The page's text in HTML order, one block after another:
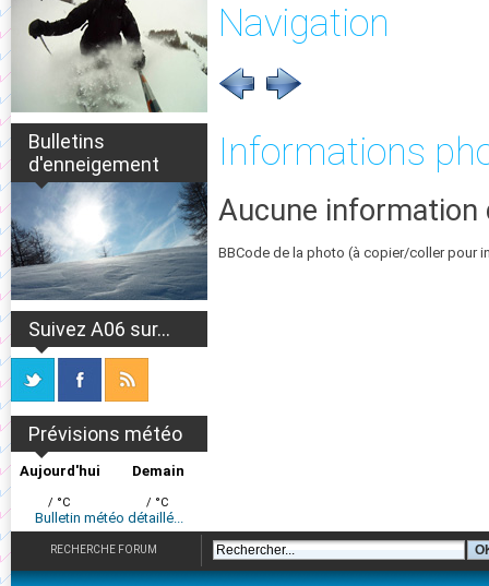
Bulletins
d'enneigement
Suivez A06 sur...
Prévisions météo
Aujourd'hui
/ °C
Demain
/ °C
Bulletin météo détaillé...
Navigation
Informations
Aucune information
BBCode de la photo (à copier/coller pour
RECHERCHE FORUM